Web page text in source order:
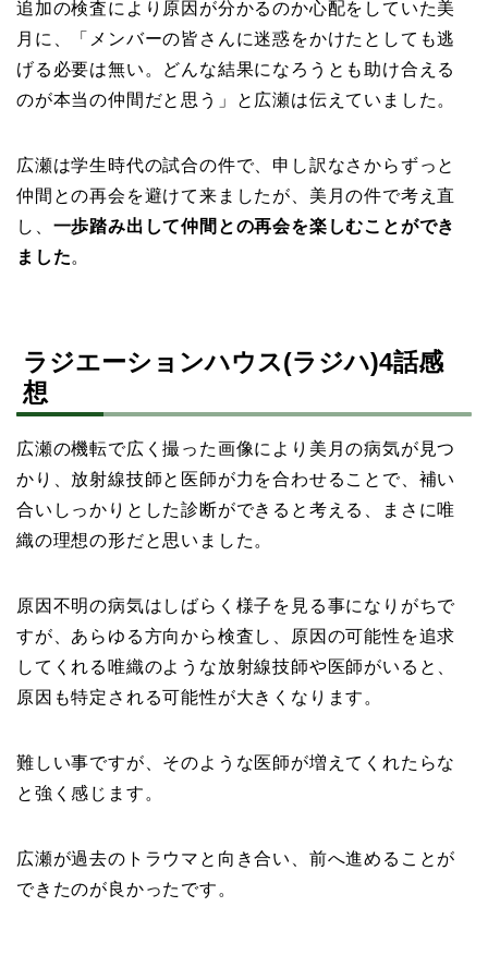
追加の検査により原因が分かるのか心配をしていた美
月に、「メンバーの皆さんに迷惑をかけたとしても逃
げる必要は無い。どんな結果になろうとも助け合える
のが本当の仲間だと思う」と広瀬は伝えていました。
広瀬は学生時代の試合の件で、申し訳なさからずっと
仲間との再会を避けて来ましたが、美月の件で考え直
し、 一歩踏み出して仲間との再会を楽しむことができ
ました。
ラジエーションハウス(ラジハ)4話感
想
広瀬の機転で広く撮った画像により美月の病気が見つ
かり、放射線技師と医師が力を合わせることで、補い
合いしっかりとした診断ができると考える、まさに唯
織の理想の形だと思いました。
原因不明の病気はしばらく様子を見る事になりがちで
すが、あらゆる方向から検査し、原因の可能性を追求
してくれる唯織のような放射線技師や医師がいると、
原因も特定される可能性が大きくなります。
難しい事ですが、そのような医師が増えてくれたらな
と強く感じます。
広瀬が過去のトラウマと向き合い、前へ進めることが
できたのが良かったです。